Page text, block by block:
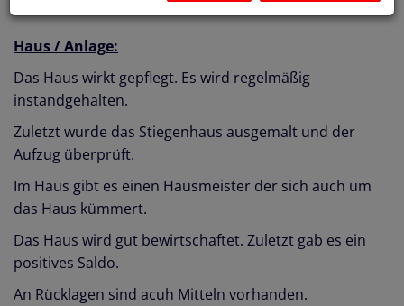
Haus / Anlage:
Das Haus wirkt gepflegt. Es wird regelmäßig
instandgehalten.
Zuletzt wurde das Stiegenhaus ausgemalt und der
Aufzug überprüft.
Im Haus gibt es einen Hausmeister der sich auch um
das Haus kümmert.
Das Haus wird gut bewirtschaftet. Zuletzt gab es ein
positives Saldo.
An Rücklagen sind acuh Mitteln vorhanden.